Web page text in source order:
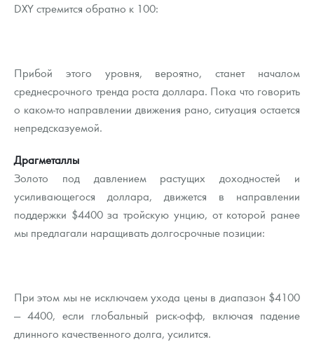
DXY стремится обратно к 100:
Прибой этого уровня, вероятно, станет началом
среднесрочного тренда роста доллара. Пока что говорить
о каком-то направлении движения рано, ситуация остается
непредсказуемой.
Драгметаллы
Золото под давлением растущих доходностей и
усиливающегося доллара, движется в направлении
поддержки $4400 за тройскую унцию, от которой ранее
мы предлагали наращивать долгосрочные позиции:
При этом мы не исключаем ухода цены в диапазон $4100
— 4400, если глобальный риск-офф, включая падение
длинного качественного долга, усилится.